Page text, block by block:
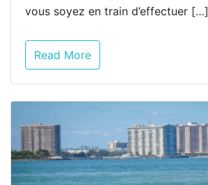
vous soyez en train d’effectuer […]
Read More